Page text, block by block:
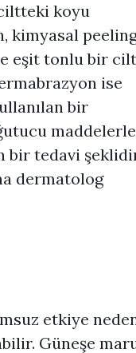
koyu
kimyasal
eşit tonlu bir cilt
ise
bir
maddelerle
bir tedavi
dermatolog
etkiye
Güneşe